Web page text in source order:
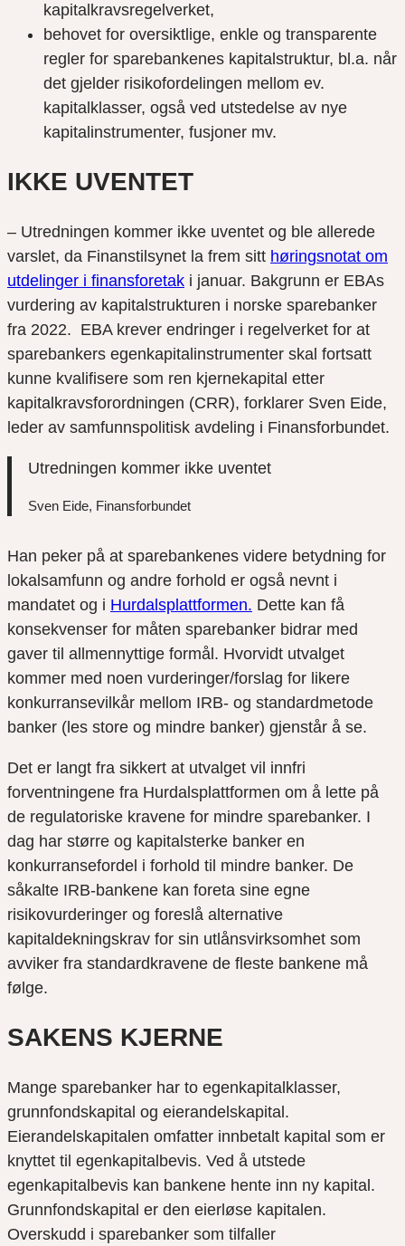
kapitalkravsregelverket,
behovet for oversiktlige, enkle og transparente
regler for sparebankenes kapitalstruktur, bl.a. når
det gjelder risikofordelingen mellom ev.
kapitalklasser, også ved utstedelse av nye
kapitalinstrumenter, fusjoner mv.
IKKE UVENTET
– Utredningen kommer ikke uventet og ble allerede
varslet, da Finanstilsynet la frem sitt høringsnotat om
utdelinger i finansforetak i januar. Bakgrunn er EBAs
vurdering av kapitalstrukturen i norske sparebanker
fra 2022. EBA krever endringer i regelverket for at
sparebankers egenkapitalinstrumenter skal fortsatt
kunne kvalifisere som ren kjernekapital etter
kapitalkravsforordningen (CRR), forklarer Sven Eide,
leder av samfunnspolitisk avdeling i Finansforbundet.
Utredningen kommer ikke uventet
Sven Eide, Finansforbundet
Han peker på at sparebankenes videre betydning for
lokalsamfunn og andre forhold er også nevnt i
mandatet og i Hurdalsplattformen. Dette kan få
konsekvenser for måten sparebanker bidrar med
gaver til allmennyttige formål. Hvorvidt utvalget
kommer med noen vurderinger/forslag for likere
konkurransevilkår mellom IRB- og standardmetode
banker (les store og mindre banker) gjenstår å se.
Det er langt fra sikkert at utvalget vil innfri
forventningene fra Hurdalsplattformen om å lette på
de regulatoriske kravene for mindre sparebanker. I
dag har større og kapitalsterke banker en
konkurransefordel i forhold til mindre banker. De
såkalte IRB-bankene kan foreta sine egne
risikovurderinger og foreslå alternative
kapitaldekningskrav for sin utlånsvirksomhet som
avviker fra standardkravene de fleste bankene må
følge.
SAKENS KJERNE
Mange sparebanker har to egenkapitalklasser,
grunnfondskapital og eierandelskapital.
Eierandelskapitalen omfatter innbetalt kapital som er
knyttet til egenkapitalbevis. Ved å utstede
egenkapitalbevis kan bankene hente inn ny kapital.
Grunnfondskapital er den eierløse kapitalen.
Overskudd i sparebanker som tilfaller